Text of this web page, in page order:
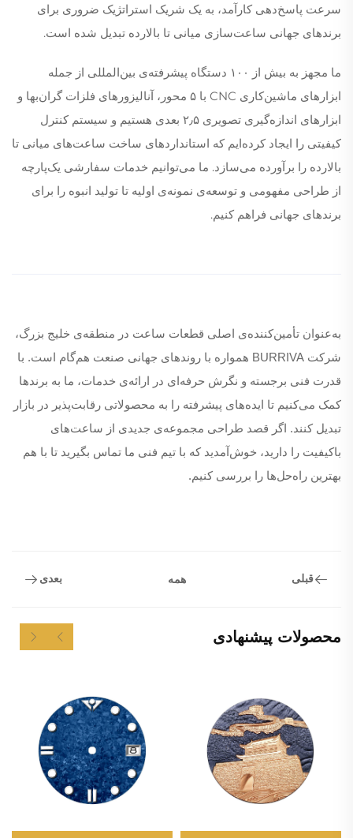
سرعت پاسخ‌دهی کارآمد، به یک شریک استراتژیک ضروری برای
برندهای جهانی ساعت‌سازی میانی تا بالارده تبدیل شده است.
ما مجهز به بیش از ۱۰۰ دستگاه پیشرفته‌ی بین‌المللی از جمله
ابزارهای ماشین‌کاری CNC با ۵ محور، آنالیزورهای فلزات گران‌بها و
ابزارهای اندازه‌گیری تصویری ۲٫۵ بعدی هستیم و سیستم کنترل
کیفیتی را ایجاد کرده‌ایم که استانداردهای ساخت ساعت‌های میانی تا
بالارده را برآورده می‌سازد. ما می‌توانیم خدمات سفارشی یک‌پارچه
از طراحی مفهومی و توسعه‌ی نمونه‌ی اولیه تا تولید انبوه را برای
برندهای جهانی فراهم کنیم.
به‌عنوان تأمین‌کننده‌ی اصلی قطعات ساعت در منطقه‌ی خلیج بزرگ،
شرکت BURRIVA همواره با روندهای جهانی صنعت هم‌گام است. با
قدرت فنی برجسته و نگرش حرفه‌ای در ارائه‌ی خدمات، ما به برندها
کمک می‌کنیم تا ایده‌های پیشرفته را به محصولاتی رقابت‌پذیر در بازار
تبدیل کنند. اگر قصد طراحی مجموعه‌ی جدیدی از ساعت‌های
باکیفیت را دارید، خوش‌آمدید که با تیم فنی ما تماس بگیرید تا با هم
بهترین راه‌حل‌ها را بررسی کنیم.
قبلی همه بعدی
محصولات پیشنهادی